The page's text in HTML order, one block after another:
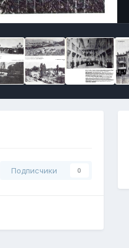
Подписчики 0